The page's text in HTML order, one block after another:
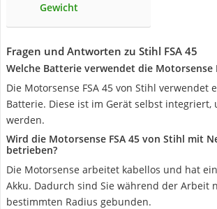
Gewicht
Fragen und Antworten zu Stihl FSA 45
Welche Batterie verwendet die Motorsense
Die Motorsense FSA 45 von Stihl verwendet
Batterie. Diese ist im Gerät selbst integriert,
werden.
Wird die Motorsense FSA 45 von Stihl mit
betrieben?
Die Motorsense arbeitet kabellos und hat
Akku. Dadurch sind Sie während der Arbeit
bestimmten Radius gebunden.